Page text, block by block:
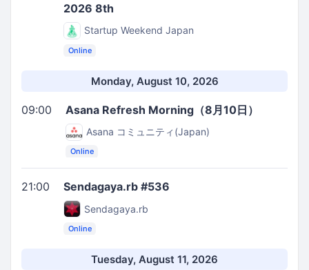
2026 8th
Startup Weekend Japan
Online
Monday, August 10, 2026
09:00 Asana Refresh Morning（8月10日）
Asana コミュニティ(Japan)
Online
21:00 Sendagaya.rb #536
Sendagaya.rb
Online
Tuesday, August 11, 2026